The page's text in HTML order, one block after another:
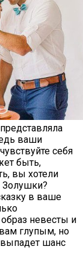
ваши
себя
быть,
вы хотели
Золушки?
в ваше
невесты и
глупым, но
шанс